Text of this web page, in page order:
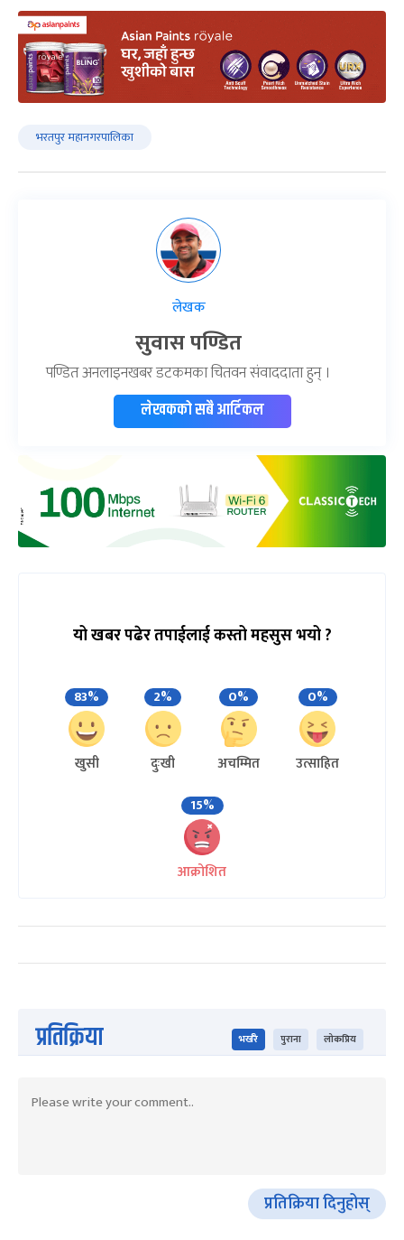
भरतपुर महानगरपालिका
लेखक
सुवास पण्डित
पण्डित अनलाइनखबर डटकमका चितवन संवाददाता हुन् ।
लेखकको सबै आर्टिकल
यो खबर पढेर तपाईलाई कस्तो महसुस भयो ?
83%
खुसी
2%
दुःखी
0%
अचम्मित
0%
उत्साहित
15%
आक्रोशित
प्रतिक्रिया भर्खरै पुराना लोकप्रिय
प्रतिक्रिया दिनुहोस्